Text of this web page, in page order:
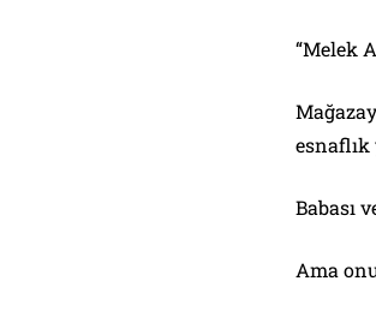
“Melek
esnaflık
Babası
Ama